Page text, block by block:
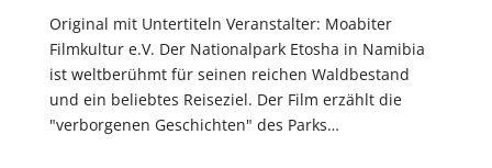
Original mit Untertiteln Veranstalter: Moabiter
Filmkultur e.V. Der Nationalpark Etosha in Namibia
ist weltberühmt für seinen reichen Waldbestand
und ein beliebtes Reiseziel. Der Film erzählt die
"verborgenen Geschichten" des Parks…